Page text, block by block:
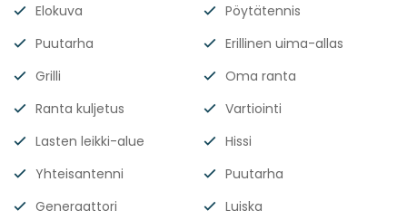
Elokuva
Pöytätennis
Puutarha
Erillinen uima-allas
Grilli
Oma ranta
Ranta kuljetus
Vartiointi
Lasten leikki-alue
Hissi
Yhteisantenni
Puutarha
Generaattori
Luiska